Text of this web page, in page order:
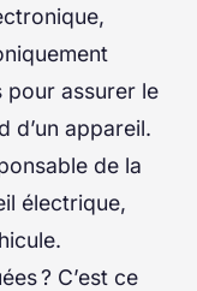
assurer le
d’un appareil.
de la
électrique,
? C’est ce